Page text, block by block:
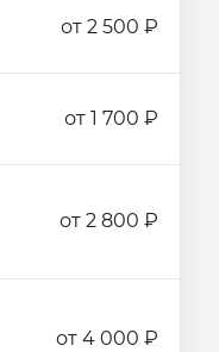
от 2 500 ₽
от 1 700 ₽
от 2 800 ₽
от 4 000 ₽